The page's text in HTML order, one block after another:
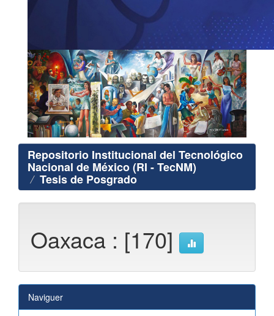
Repositorio Institucional del Tecnológico
Nacional de México (RI - TecNM)
Tesis de Posgrado
Oaxaca : [170]
Naviguer